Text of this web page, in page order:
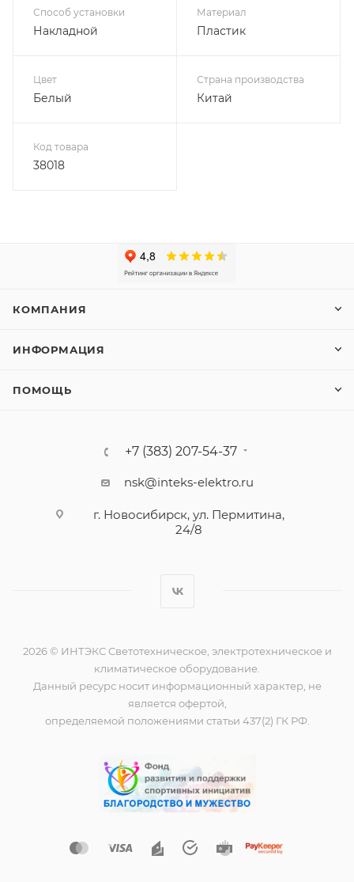
Способ установки
Накладной
Материал
Пластик
Цвет
Белый
Страна производства
Китай
Код товара
38018
КОМПАНИЯ
ИНФОРМАЦИЯ
ПОМОЩЬ
+7 (383) 207-54-37
nsk@inteks-elektro.ru
г. Новосибирск, ул. Пермитина,
24/8
2026 © ИНТЭКС Светотехническое, электротехническое и
климатическое оборудование.
Данный ресурс носит информационный характер, не
является офертой,
определяемой положениями статьи 437(2) ГК РФ.